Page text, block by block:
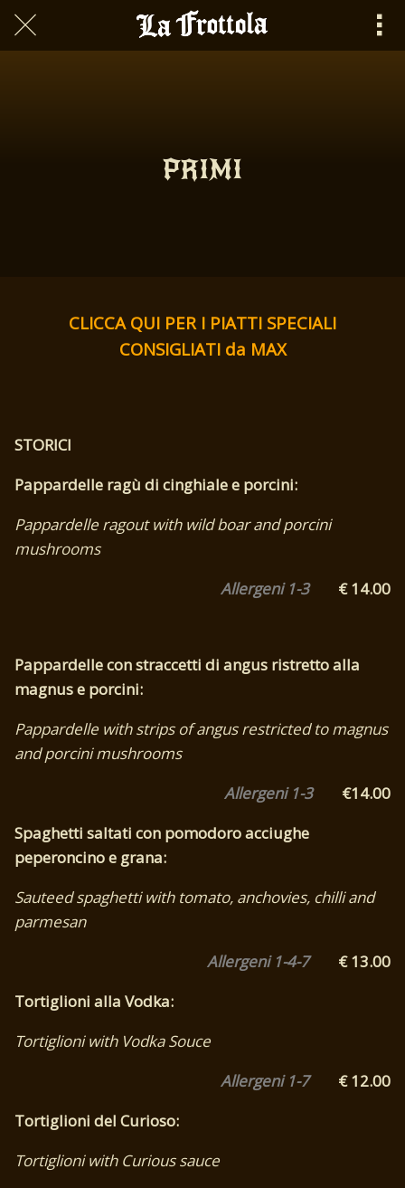
PRIMI
CLICCA QUI PER I PIATTI SPECIALI
CONSIGLIATI da MAX
STORICI
Pappardelle ragù di cinghiale e porcini:
Pappardelle ragout with wild boar and porcini
mushrooms
Allergeni 1-3
€ 14.00
Pappardelle con straccetti di angus ristretto alla
magnus e porcini:
Pappardelle with strips of angus restricted to magnus
and porcini mushrooms
Allergeni 1-3
€14.00
Spaghetti saltati con pomodoro acciughe
peperoncino e grana:
Sauteed spaghetti with tomato, anchovies, chilli and
parmesan
Allergeni 1-4-7
€ 13.00
Tortiglioni alla Vodka:
Tortiglioni with Vodka Souce
Allergeni 1-7
€ 12.00
Tortiglioni del Curioso:
Tortiglioni with Curious sauce